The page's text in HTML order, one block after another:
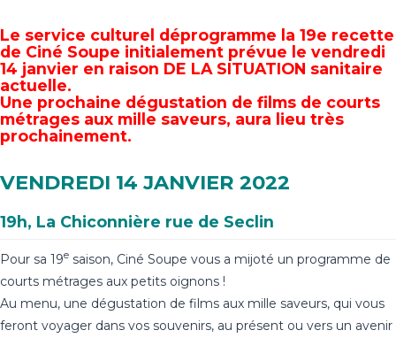
Le service culturel déprogramme la 19e recette
de Ciné Soupe initialement prévue le vendredi
14 janvier en raison DE LA SITUATION sanitaire
actuelle.
Une prochaine dégustation de films de courts
métrages aux mille saveurs, aura lieu très
prochainement.
VENDREDI 14 JANVIER 2022
19h, La Chiconnière rue de Seclin
Pour sa 19e saison, Ciné Soupe vous a mijoté un programme de
courts métrages aux petits oignons !
Au menu, une dégustation de films aux mille saveurs, qui vous
feront voyager dans vos souvenirs, au présent ou vers un avenir